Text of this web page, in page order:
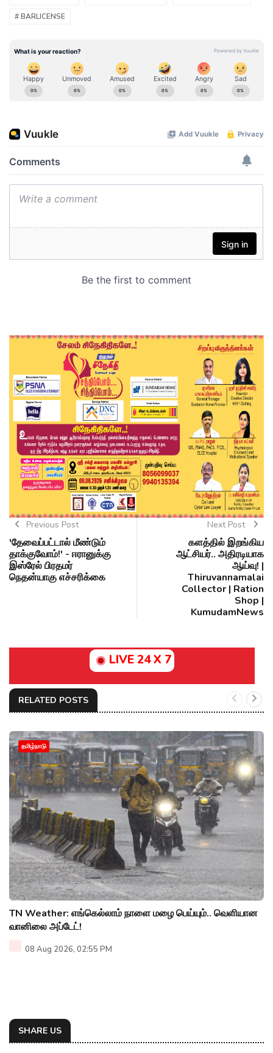
# BARLICENSE
Previous Post
'தேவைப்பட்டால் மீண்டும்
தாக்குவோம்!' - ஈரானுக்கு
இஸ்ரேல் பிரதமர்
நெதன்யாகு எச்சரிக்கை
Next Post
களத்தில் இறங்கிய
ஆட்சியர்.. அதிரடியாக
ஆய்வு! |
Thiruvannamalai
Collector | Ration
Shop |
KumudamNews
LIVE 24 X 7
RELATED POSTS
தமிழ்நாடு
TN Weather: எங்கெல்லாம் நாளை மழை பெய்யும்.. வெளியான
வானிலை அப்டேட்!
08 Aug 2026, 02:55 PM
SHARE US